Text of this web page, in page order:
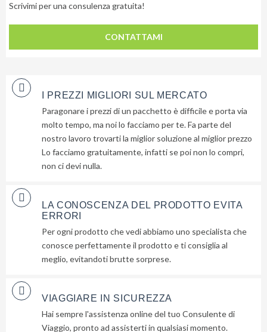
qui
la
Scrivimi per una consulenza gratuita!
CONTATTAMI
I PREZZI MIGLIORI SUL MERCATO
Paragonare i prezzi di un pacchetto è difficile e porta via
molto tempo, ma noi lo facciamo per te. Fa parte del
nostro lavoro trovarti la miglior soluzione al miglior prezzo
Lo facciamo gratuitamente, infatti se poi non lo compri,
non ci devi nulla.
LA CONOSCENZA DEL PRODOTTO EVITA
ERRORI
Per ogni prodotto che vedi abbiamo uno specialista che
conosce perfettamente il prodotto e ti consiglia al
meglio, evitandoti brutte sorprese.
VIAGGIARE IN SICUREZZA
Hai sempre l'assistenza online del tuo Consulente di
Viaggio, pronto ad assisterti in qualsiasi momento.